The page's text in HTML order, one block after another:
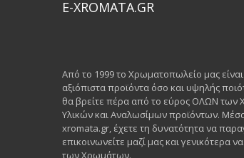
E-XROMATA.GR
Από το 1999 το Χρωματοπωλείο μας
αξιόπιστα προϊόντα όσο και υψηλής
θα βρείτε πέρα από το εύρος ΟΛΩΝ των
Υλικών και Αναλωσίμων προϊόντων.
xromata.gr, έχετε τη δυνατότητα να
επικοινωνείτε μαζί μας και γενικότερα
των Χρωμάτων.